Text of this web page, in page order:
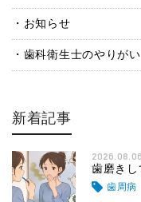
お知らせ
歯科衛生士のやりがい
新着記事
2026.08.06
歯磨きし
歯周病